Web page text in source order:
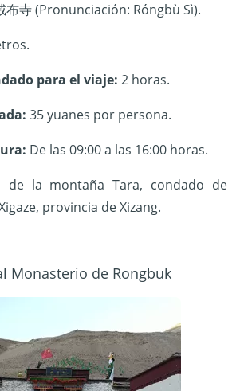
布寺 (Pronunciación: Róngbù Sì).
para el viaje: 2 horas.
35 yuanes por persona.
De las 09:00 a las 16:00 horas.
de la montaña Tara, condado de
provincia de Xizang.
Monasterio de Rongbuk